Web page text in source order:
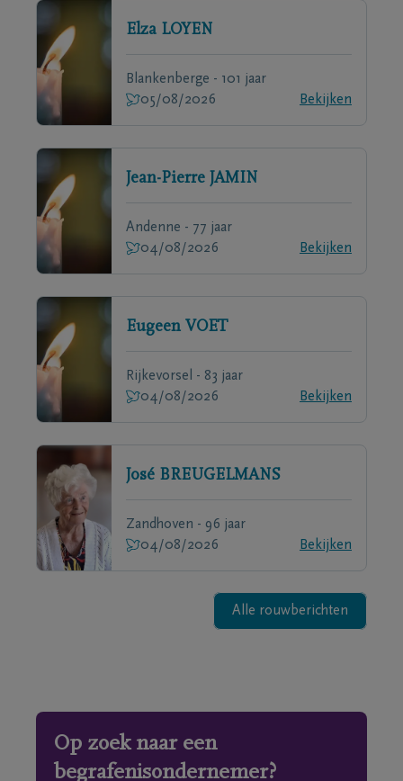
Elza LOYEN
Blankenberge - 101 jaar
05/08/2026
Bekijken
Jean-Pierre JAMIN
Andenne - 77 jaar
04/08/2026
Bekijken
Eugeen VOET
Rijkevorsel - 83 jaar
04/08/2026
Bekijken
José BREUGELMANS
Zandhoven - 96 jaar
04/08/2026
Bekijken
Alle rouwberichten
Op zoek naar een
begrafenisondernemer?